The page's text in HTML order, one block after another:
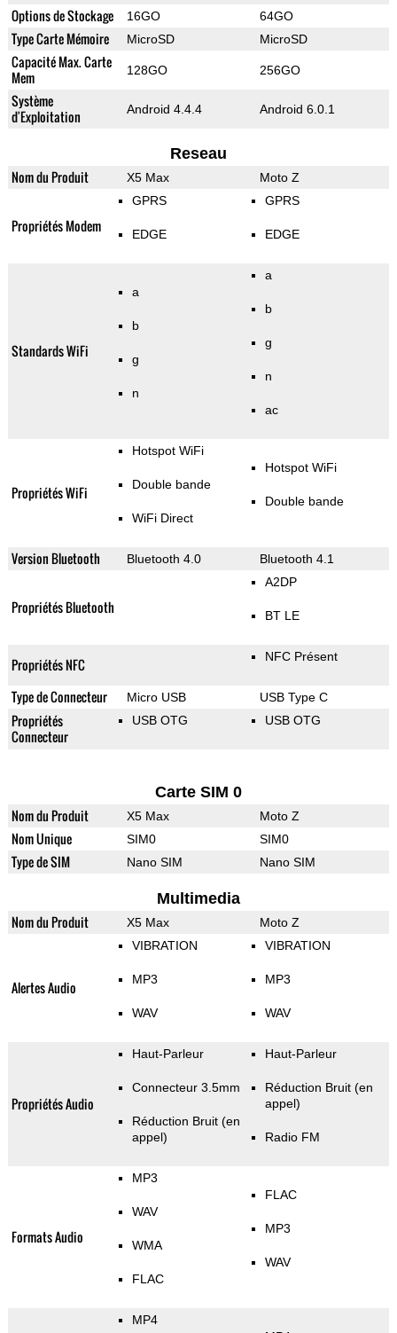
Options de Stockage 16GO 64GO
Type Carte Mémoire MicroSD MicroSD
Capacité Max. Carte
Mem
128GO 256GO
Système
d'Exploitation
Android 4.4.4 Android 6.0.1
Reseau
Nom du Produit X5 Max Moto Z
Propriétés Modem
GPRS
EDGE
GPRS
EDGE
Standards WiFi
a
b
g
n
a
b
g
n
ac
Propriétés WiFi
Hotspot WiFi
Double bande
WiFi Direct
Hotspot WiFi
Double bande
Version Bluetooth Bluetooth 4.0 Bluetooth 4.1
Propriétés Bluetooth
A2DP
BT LE
Propriétés NFC NFC Présent
Type de Connecteur Micro USB USB Type C
Propriétés
Connecteur
USB OTG USB OTG
Carte SIM 0
Nom du Produit X5 Max Moto Z
Nom Unique SIM0 SIM0
Type de SIM Nano SIM Nano SIM
Multimedia
Nom du Produit X5 Max Moto Z
Alertes Audio
VIBRATION
MP3
WAV
VIBRATION
MP3
WAV
Propriétés Audio
Haut-Parleur
Connecteur 3.5mm
Réduction Bruit (en
appel)
Haut-Parleur
Réduction Bruit (en
appel)
Radio FM
Formats Audio
MP3
WAV
WMA
FLAC
FLAC
MP3
WAV
MP4